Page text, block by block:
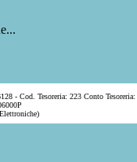
- Cod. Tesoreria: 223 Conto